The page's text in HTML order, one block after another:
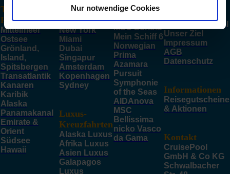
Nur notwendige Cookies
TOP
Reiseziele
Mittelmeer
Ostsee
Grönland,
Island,
Spitsbergen
Transatlantik
Kanaren
Karibik
Alaska
Panamakanal
Emirate &
Orient
Südsee
Hawaii
Barcelona
Venedig
New York
Miami
Dubai
Singapur
Amsterdam
Kopenhagen
Sydney
Luxus-
Kreuzfahrten
Alaska Luxus
Afrika Luxus
Asien Luxus
Galapagos
Luxus
Costa
Smeralda
MSC Euribia
Mein Schiff 6
Norwegian
Prima
Azamara
Pursuit
Symphonie
of the Seas
AIDAnova
MSC
Bellissima
nicko Vasco
da Gama
Über CruisePool
Unser Ziel
Impressum
AGB
Datenschutz
Informationen
Reisegutscheine
& Aktionen
Kontakt
CruisePool
GmbH & Co KG
Schwalbacher